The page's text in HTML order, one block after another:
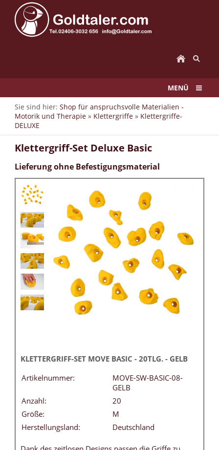
MENÜ
Sie sind hier: Shop für anspruchsvolle Materialien -
Motorik und Therapie » Klettergriffe » Klettergriffe-
DELUXE
Klettergriff-Set Deluxe Basic
Lieferung ohne Befestigungsmaterial
KLETTERGRIFF-SET MOVE BASIC - 20TLG. - GELB
Artikelnummer:
MOVE-SW-BASIC-08-
GELB
Anzahl:
20
Größe:
M
Herstellungsland:
Deutschland